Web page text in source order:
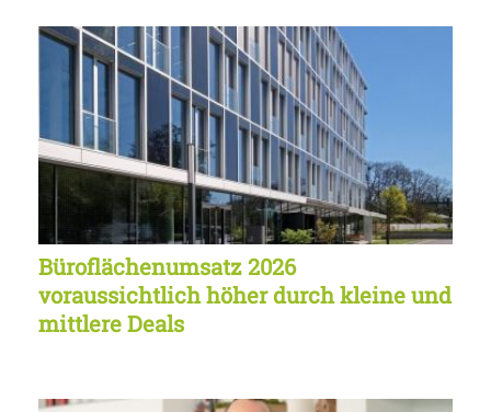
Büroflächenumsatz 2026
voraussichtlich höher durch kleine und
mittlere Deals